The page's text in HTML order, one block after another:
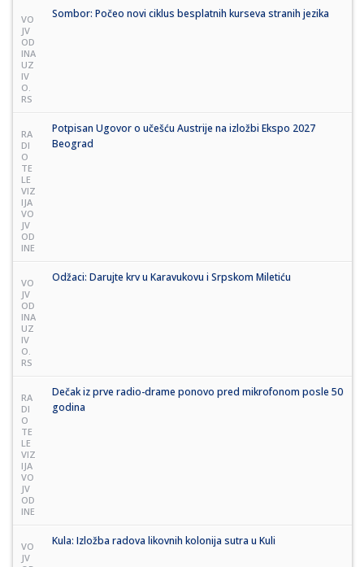
VO
JV
OD
INA
UZ
IV
O.
RS
Sombor: Počeo novi ciklus besplatnih kurseva stranih jezika
RA
DI
O
TE
LE
VIZ
IJA
VO
JV
OD
INE
Potpisan Ugovor o učešću Austrije na izložbi Ekspo 2027
Beograd
VO
JV
OD
INA
UZ
IV
O.
RS
Odžaci: Darujte krv u Karavukovu i Srpskom Miletiću
RA
DI
O
TE
LE
VIZ
IJA
VO
JV
OD
INE
Dečak iz prve radio-drame ponovo pred mikrofonom posle 50
godina
VO
JV
Kula: Izložba radova likovnih kolonija sutra u Kuli